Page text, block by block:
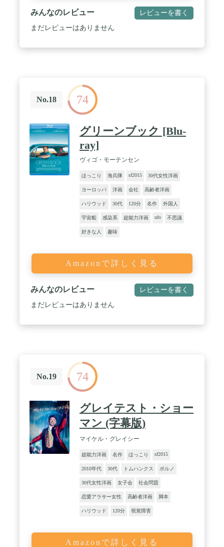
みんなのレビュー レビューを書く
まだレビューはありません
No.18 74
グリーンブック [Blu-
ray]
ヴィゴ・モーテンセン
ほっこり 海兵隊 sf2015 30代女性洋画
ヨーロッパ 洋画 会社 高齢者洋画
ハリウッド 30代 120分 名作 外国人
宇宙船 感染系 超能力洋画 ufo 不思議
好きな人 趣味
Amazonで詳しく見る
みんなのレビュー レビューを書く
まだレビューはありません
No.19 74
グレイテスト・ショー
マン (字幕版)
マイケル・グレイシー
超能力洋画 名作 ほっこり sf2015
2010年代 30代 トムハンクス ポルノ
30代女性洋画 女子会 社会問題
恋愛アラサー女性 高齢者洋画 脚本
ハリウッド 120分 視覚障害
Amazonで詳しく見る